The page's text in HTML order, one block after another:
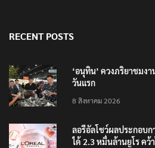
RECENT POSTS
‘อนุทิน’ ควงภริยาชมง
วันแรก
8 สิงหาคม 2026
ลอรีอัลโชว์ผลประกอบก
ได้ 2.3 หมื่นล้านยูโร คว้